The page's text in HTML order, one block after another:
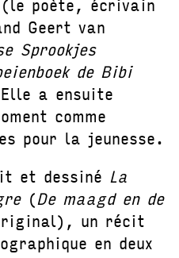
Geert van
Sprookjes
de Bibi
a ensuite
comme
pour la jeunesse.
et dessiné La
(De maagd en de
un récit
en deux